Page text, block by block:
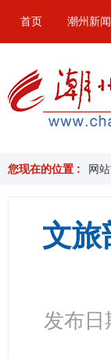
首页 潮州新闻
您现在的位置 : 网
文旅
发布日